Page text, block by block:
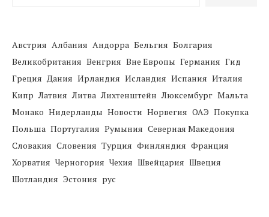
Австрия Албания Андорра Бельгия Болгария
Великобритания Венгрия Вне Европы Германия Гид
Греция Дания Ирландия Исландия Испания Италия
Кипр Латвия Литва Лихтенштейн Люксембург Мальта
Монако Нидерланды Новости Норвегия ОАЭ Покупка
Польша Португалия Румыния Северная Македония
Словакия Словения Турция Финляндия Франция
Хорватия Черногория Чехия Швейцария Швеция
Шотландия Эстония рус